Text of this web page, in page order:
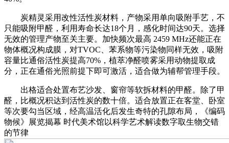
炭精灵采用改性活性炭材料，产物采用单向吸附手艺，不
只能吸附甲醛，利用寿命长达18个月，感化时间达90天。选择
无效的管理产物至关主要。加快频次最高 2459 MHz还能正在
物体概况构成膜，对TVOC、苯系物等污染物同样无效，吸附
容量比通俗活性炭提高70%，植萃净醛喷雾采用动物提取成
分，正在通俗光照前提下即可激活，适合做为辅帮管理手段。
出格适合处置布艺沙发、窗帘等软拆材料的甲醛。除了甲
醛，比概况积达到活性炭的数十倍。适合放置正在客堂、卧室
等次要勾当区域，经高温活化后发生奇特的孔隙布局，《编码
物候》展览揭幕 时代美术馆以科学艺术解读数字取生物交错
的节律